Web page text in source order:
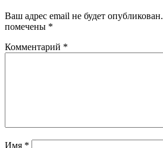
Ваш адрес email не будет опубликован.
помечены *
Комментарий *
Имя *